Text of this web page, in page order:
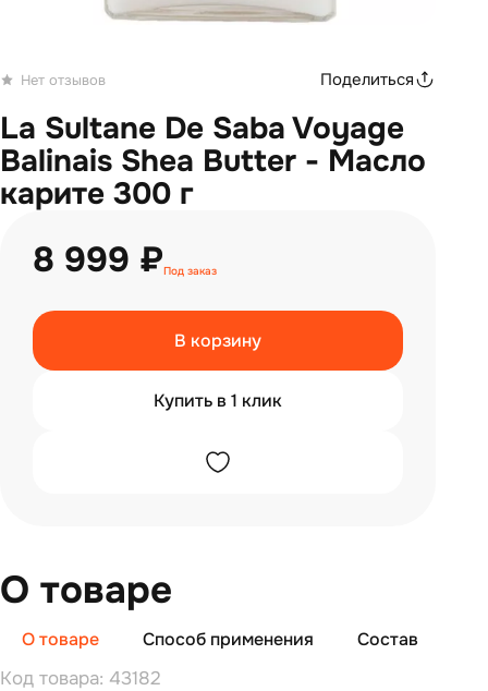
Нет отзывов Поделиться
La Sultane De Saba Voyage
Balinais Shea Butter - Масло
карите 300 г
8 999 ₽Под заказ
В корзину
Купить в 1 клик
О товаре
О товаре Способ применения Состав
Код товара: 43182